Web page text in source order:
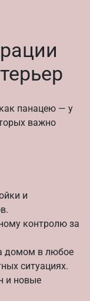
панацею — у
важно
и
контролю за
домом в любое
ситуациях.
и новые